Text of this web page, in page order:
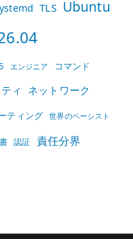
TLS Ubuntu
エンジニア コマンド
ィ ネットワーク
ティング 世界のベーシスト
認証 責任分界